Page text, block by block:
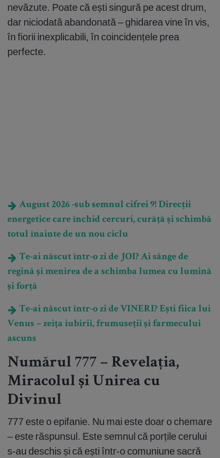
nevăzute. Poate că ești singură pe acest drum,
dar niciodată abandonată – ghidarea vine în vis,
în fiorii inexplicabili, în coincidențele prea
perfecte.
August 2026 -sub semnul cifrei 9! Direcții
energetice care închid cercuri, curăță și schimbă
totul înainte de un nou ciclu
Te-ai născut într-o zi de JOI? Ai sânge de
regină și menirea de a schimba lumea cu lumină
și forță
Te-ai născut într-o zi de VINERI? Ești fiica lui
Venus – zeița iubirii, frumuseții și farmecului
ascuns
Numărul 777 – Revelația,
Miracolul și Unirea cu
Divinul
777 este o epifanie. Nu mai este doar o chemare
– este răspunsul. Este semnul că porțile cerului
s-au deschis și că ești într-o comuniune sacră